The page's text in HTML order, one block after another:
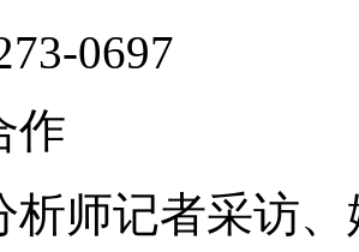
0697
作
析师记者采访